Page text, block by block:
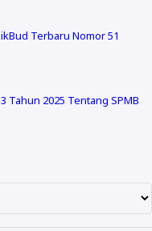
Terbaru Nomor 51
Tahun 2025 Tentang SPMB